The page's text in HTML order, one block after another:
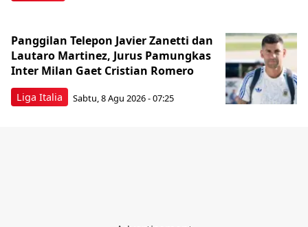
Liga Italia
Panggilan Telepon Javier Zanetti dan
Lautaro Martinez, Jurus Pamungkas
Inter Milan Gaet Cristian Romero
Sabtu, 8 Agu 2026 - 07:25